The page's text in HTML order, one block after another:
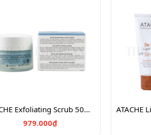
ATACHE Exfoliating Scrub 50ml/Tẩy tế bào chết sinh học
979.000₫